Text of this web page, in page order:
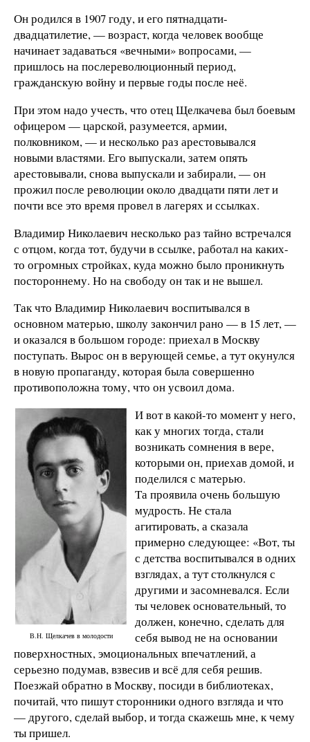
Он родился в 1907 году, и его пятнадцати-
двадцатилетие, — возраст, когда человек вообще
начинает задаваться «вечными» вопросами, —
пришлось на послереволюционный период,
гражданскую войну и первые годы после неё.
При этом надо учесть, что отец Щелкачева был боевым
офицером — царской, разумеется, армии,
полковником, — и несколько раз арестовывался
новыми властями. Его выпускали, затем опять
арестовывали, снова выпускали и забирали, — он
прожил после революции около двадцати пяти лет и
почти все это время провел в лагерях и ссылках.
Владимир Николаевич несколько раз тайно встречался
с отцом, когда тот, будучи в ссылке, работал на каких-
то огромных стройках, куда можно было проникнуть
постороннему. Но на свободу он так и не вышел.
Так что Владимир Николаевич воспитывался в
основном матерью, школу закончил рано — в 15 лет, —
и оказался в большом городе: приехал в Москву
поступать. Вырос он в верующей семье, а тут окунулся
в новую пропаганду, которая была совершенно
противоположна тому, что он усвоил дома.
В.Н. Щелкачев в молодости
И вот в какой-то момент у него,
как у многих тогда, стали
возникать сомнения в вере,
которыми он, приехав домой, и
поделился с матерью.
Та проявила очень большую
мудрость. Не стала
агитировать, а сказала
примерно следующее: «Вот, ты
с детства воспитывался в одних
взглядах, а тут столкнулся с
другими и засомневался. Если
ты человек основательный, то
должен, конечно, сделать для
себя вывод не на основании
поверхностных, эмоциональных впечатлений, а
серьезно подумав, взвесив и всё для себя решив.
Поезжай обратно в Москву, посиди в библиотеках,
почитай, что пишут сторонники одного взгляда и что
— другого, сделай выбор, и тогда скажешь мне, к чему
ты пришел.